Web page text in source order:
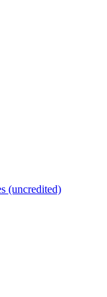
(uncredited)